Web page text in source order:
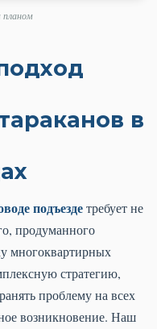
в
подъездетребует не
продуманного
многоквартирных
стратегию,
проблему на всех
возникновение. Наш